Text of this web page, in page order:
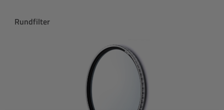
Produktgalerie überspringen
Rundfilter